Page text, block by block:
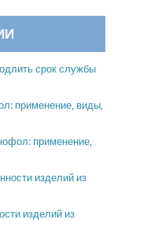
срок службы
применение, виды,
применение,
изделий из
изделий из